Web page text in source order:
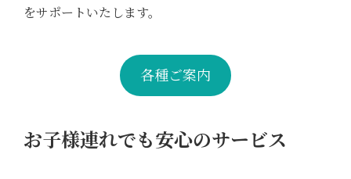
をサポートいたします。
各種ご案内
お子様連れでも安心のサービス